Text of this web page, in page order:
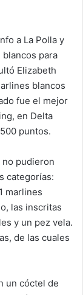
a La Polla y
para
Elizabeth
blancos
fue el mejor
en Delta
puntos.
pudieron
categorías:
marlines
las inscritas
y un pez vela.
de las cuales
un cóctel de